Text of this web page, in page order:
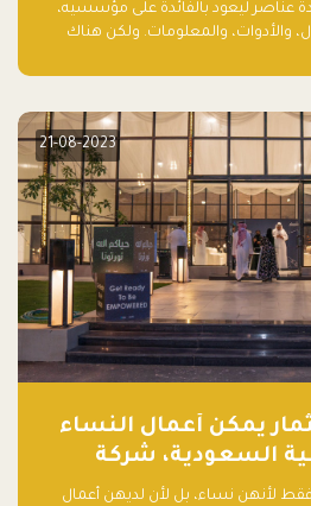
عناصر ليعود بالفائدة على مؤسسيه،
والأدوات، والمعلومات. ولكن هناك
21-08-2023
يمكّن أعمال النساء
السعودية، شركة
فقط لأنهن نساء، بل لأن لديهن أعمال